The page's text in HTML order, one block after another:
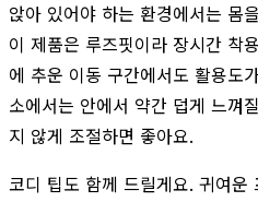
앉아 있어야 하는 환경에서는 몸
이 제품은 루즈핏이라 장시간 착
에 추운 이동 구간에서도 활용도
소에서는 안에서 약간 덥게 느껴
지 않게 조절하면 좋아요.
코디 팁도 함께 드릴게요. 귀여운